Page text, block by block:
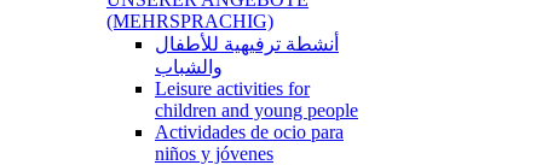
(MEHRSPRACHIG)
أنشطة ترفيهية للأطفال
والشباب
Leisure activities for
children and young people
Actividades de ocio para
niños y jóvenes